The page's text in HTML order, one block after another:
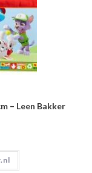
– Leen Bakker